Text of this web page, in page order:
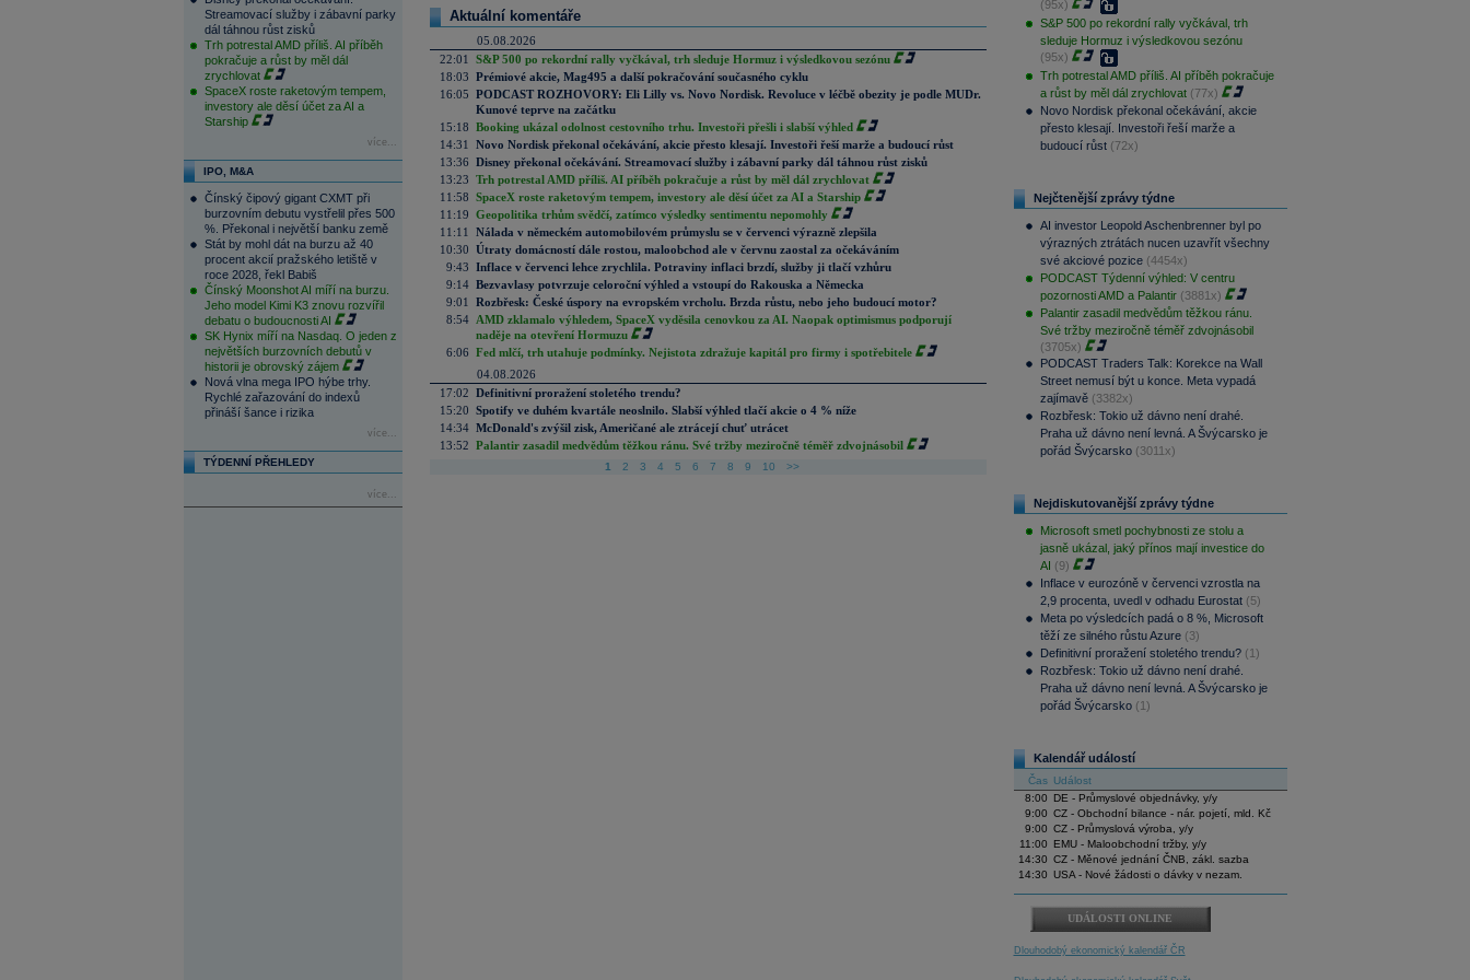
Streamovací služby i zábavní parky
dál táhnou růst zisků
Trh potrestal AMD příliš. AI příběh
pokračuje a růst by měl dál
zrychlovat
SpaceX roste raketovým tempem,
investory ale děsí účet za AI a
Starship
více...
IPO, M&A
Čínský čipový gigant CXMT při
burzovním debutu vystřelil přes 500
%. Překonal i největší banku země
Stát by mohl dát na burzu až 40
procent akcií pražského letiště v
roce 2028, řekl Babiš
Čínský Moonshot AI míří na burzu.
Jeho model Kimi K3 znovu rozvířil
debatu o budoucnosti AI
SK Hynix míří na Nasdaq. O jeden z
největších burzovních debutů v
historii je obrovský zájem
Nová vlna mega IPO hýbe trhy.
Rychlé zařazování do indexů
přináší šance i rizika
více...
TÝDENNÍ PŘEHLEDY
více...
Aktuální komentáře
05.08.2026
22:01
S&P 500 po rekordní rally vyčkával, trh sleduje Hormuz i výsledkovou sezónu
18:03 Prémiové akcie, Mag495 a další pokračování současného cyklu
16:05 PODCAST ROZHOVORY: Eli Lilly vs. Novo Nordisk. Revoluce v léčbě obezity je podle MUDr.
Kunové teprve na začátku
15:18 Booking ukázal odolnost cestovního trhu. Investoři přešli i slabší výhled
14:31
Novo Nordisk překonal očekávání, akcie přesto klesají. Investoři řeší marže a budoucí růst
13:36 Disney překonal očekávání. Streamovací služby i zábavní parky dál táhnou růst zisků
13:23 Trh potrestal AMD příliš. AI příběh pokračuje a růst by měl dál zrychlovat
11:58 SpaceX roste raketovým tempem, investory ale děsí účet za AI a Starship
11:19 Geopolitika trhům svědčí, zatímco výsledky sentimentu nepomohly
11:11
Nálada v německém automobilovém průmyslu se v červenci výrazně zlepšila
10:30 Útraty domácností dále rostou, maloobchod ale v červnu zaostal za očekáváním
9:43 Inflace v červenci lehce zrychlila. Potraviny inflaci brzdí, služby ji tlačí vzhůru
9:14 Bezvavlasy potvrzuje celoroční výhled a vstoupí do Rakouska a Německa
9:01
Rozbřesk: České úspory na evropském vrcholu. Brzda růstu, nebo jeho budoucí motor?
8:54
AMD zklamalo výhledem, SpaceX vyděsila cenovkou za AI. Naopak optimismus podporují
naděje na otevření Hormuzu
6:06 Fed mlčí, trh utahuje podmínky. Nejistota zdražuje kapitál pro firmy i spotřebitele
04.08.2026
17:02 Definitivní proražení stoletého trendu?
15:20 Spotify ve duhém kvartále neoslnilo. Slabší výhled tlačí akcie o 4 % níže
14:34 McDonald's zvýšil zisk, Američané ale ztrácejí chuť utrácet
13:52 Palantir zasadil medvědům těžkou ránu. Své tržby meziročně téměř zdvojnásobil
1 2 3 4 5 6 7 8 9 10 >>
(95x)
S&P 500 po rekordní rally vyčkával, trh
sleduje Hormuz i výsledkovou sezónu
(95x)
Trh potrestal AMD příliš. AI příběh pokračuje
a růst by měl dál zrychlovat (77x)
Novo Nordisk překonal očekávání, akcie
přesto klesají. Investoři řeší marže a
budoucí růst (72x)
Nejčtenější zprávy týdne
AI investor Leopold Aschenbrenner byl po
výrazných ztrátách nucen uzavřít všechny
své akciové pozice (4454x)
PODCAST Týdenní výhled: V centru
pozornosti AMD a Palantir (3881x)
Palantir zasadil medvědům těžkou ránu.
Své tržby meziročně téměř zdvojnásobil
(3705x)
PODCAST Traders Talk: Korekce na Wall
Street nemusí být u konce. Meta vypadá
zajímavě (3382x)
Rozbřesk: Tokio už dávno není drahé.
Praha už dávno není levná. A Švýcarsko je
pořád Švýcarsko (3011x)
Nejdiskutovanější zprávy týdne
Microsoft smetl pochybnosti ze stolu a
jasně ukázal, jaký přínos mají investice do
AI (9)
Inflace v eurozóně v červenci vzrostla na
2,9 procenta, uvedl v odhadu Eurostat (5)
Meta po výsledcích padá o 8 %, Microsoft
těží ze silného růstu Azure (3)
Definitivní proražení stoletého trendu? (1)
Rozbřesk: Tokio už dávno není drahé.
Praha už dávno není levná. A Švýcarsko je
pořád Švýcarsko (1)
Kalendář událostí
Čas Událost
8:00
DE - Průmyslové objednávky, y/y
9:00 CZ - Obchodní bilance - nár. pojetí, mld. Kč
9:00 CZ - Průmyslová výroba, y/y
11:00
EMU - Maloobchodní tržby, y/y
14:30 CZ - Měnové jednání ČNB, zákl. sazba
14:30 USA - Nové žádosti o dávky v nezam.
UDÁLOSTI ONLINE
Dlouhodobý ekonomický kalendář ČR